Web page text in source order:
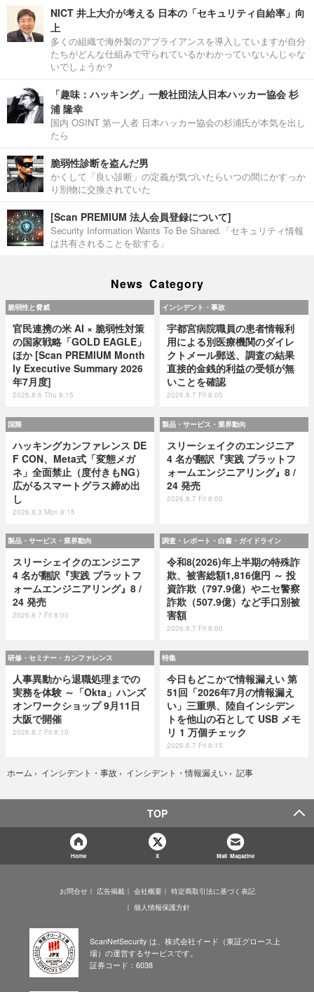
NICT 井上大介が考える 日本の「セキュリティ自給率」向
上
多くの組織で海外製のアプライアンスを導入していますが自分
たちがどんな仕組みで守られているかわかっていないんじゃな
いでしょうか？
「趣味：ハッキング」一般社団法人日本ハッカー協会 杉
浦 隆幸
国内 OSINT 第一人者 日本ハッカー協会の杉浦氏が本気を出し
たら
脆弱性診断を盗んだ男
かくして「良い診断」の定義が気づいたらいつの間にかすっか
り別物に交換されていた
[Scan PREMIUM 法人会員登録について]
Security Information Wants To Be Shared.「セキュリティ情報
は共有されることを欲する」
News Category
脆弱性と脅威
官民連携の米 AI × 脆弱性対策
の国家戦略「GOLD EAGLE」
ほか [Scan PREMIUM Month
ly Executive Summary 2026
年7月度]
2026.8.6 Thu 8:15
インシデント・事故
宇都宮病院職員の患者情報利
用による別医療機関のダイレ
クトメール郵送、調査の結果
直接的金銭的利益の受領が無
いことを確認
2026.8.7 Fri 8:05
国際
ハッキングカンファレンス DE
F CON、Meta式「変態メガ
ネ」全面禁止（度付きもNG）
広がるスマートグラス締め出
し
2026.8.3 Mon 8:15
製品・サービス・業界動向
スリーシェイクのエンジニア
4 名が翻訳『実践 プラットフ
ォームエンジニアリング』8 /
24 発売
2026.8.7 Fri 8:00
製品・サービス・業界動向
スリーシェイクのエンジニア
4 名が翻訳『実践 プラットフ
ォームエンジニアリング』8 /
24 発売
2026.8.7 Fri 8:00
調査・レポート・白書・ガイドライン
令和8(2026)年上半期の特殊詐
欺、被害総額1,816億円 ～ 投
資詐欺（797.9億）やニセ警察
詐欺（507.9億）など手口別被
害額
2026.8.7 Fri 8:00
研修・セミナー・カンファレンス
人事異動から退職処理までの
実務を体験 ～「Okta」ハンズ
オンワークショップ 9月11日
大阪で開催
2026.8.7 Fri 8:10
特集
今日もどこかで情報漏えい 第
51回「2026年7月の情報漏え
い」三重県、陸自インシデン
トを他山の石として USB メモ
リ 1 万個チェック
2026.8.7 Fri 8:15
ホーム › インシデント・事故 › インシデント・情報漏えい › 記事
TOP
Home X Mail Magazine
お問合せ 広告掲載 会社概要
特定商取引法に基づく表記
個人情報保護方針
ScanNetSecurity は、株式会社イード（東証グロース上
場）の運営するサービスです。
証券コード：6038